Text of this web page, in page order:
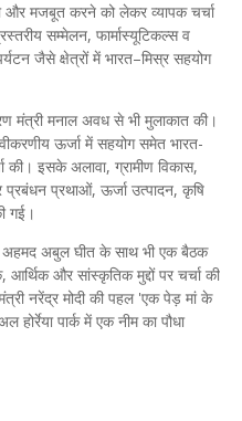
और मजबूत करने को लेकर व्यापक चर्चा
सम्मेलन, फार्मास्यूटिकल्स व
जैसे क्षेत्रों में भारत–मिस्र सहयोग
मंत्री मनाल अवध से भी मुलाकात की।
ऊर्जा में सहयोग समेत भारत-
की। इसके अलावा, ग्रामीण विकास,
प्रबंधन प्रथाओं, ऊर्जा उत्पादन, कृषि
गई।
अहमद अबुल घीत के साथ भी एक बैठक
आर्थिक और सांस्कृतिक मुद्दों पर चर्चा की
नरेंद्र मोदी की पहल 'एक पेड़ मां के
होर्रेया पार्क में एक नीम का पौधा